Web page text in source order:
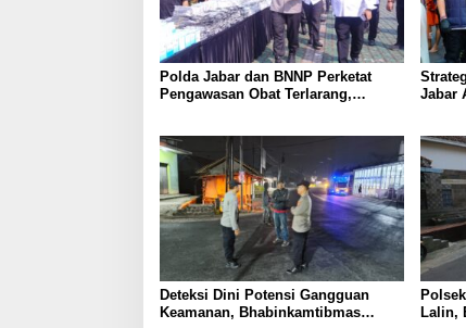
Polda Jabar dan BNNP Perketat
Pengawasan Obat Terlarang,
Jabar
Deteksi Dini Potensi Gangguan
Keamanan, Bhabinkamtibmas
Lalin,